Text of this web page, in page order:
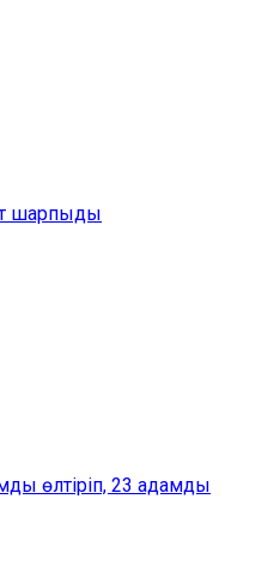
шарпыды
өлтіріп, 23 адамды